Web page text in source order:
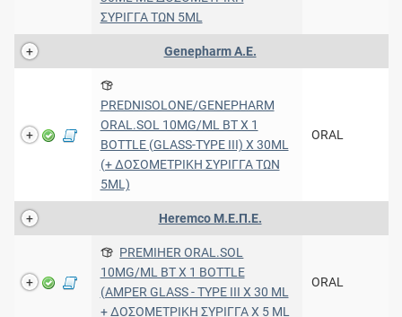
ΣΥΡΙΓΓΑ ΤΩΝ 5ML
Genepharm Α.Ε.
PREDNISOLONE/GENEPHARM
ORAL.SOL 10MG/ML BT X 1
BOTTLE (GLASS-TYPE III) X 30ML
(+ ΔΟΣΟΜΕΤΡΙΚΗ ΣΥΡΙΓΓΑ ΤΩΝ
5ML)
ORAL
Heremco Μ.Ε.Π.Ε.
PREMIHER ORAL.SOL
10MG/ML BT X 1 BOTTLE
(AMPER GLASS - TYPE III X 30 ML
+ ΔΟΣΟΜΕΤΡΙΚΗ ΣΥΡΙΓΓΑ Χ 5 ML
ORAL